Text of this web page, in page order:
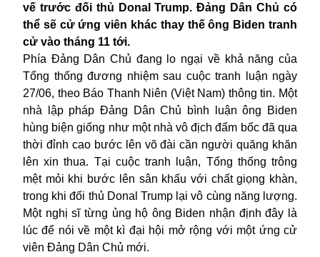
vế trước đối thủ Donal Trump. Đảng Dân Chủ có
thể sẽ cử ứng viên khác thay thế ông Biden tranh
cử vào tháng 11 tới.
Phía Đảng Dân Chủ đang lo ngại về khả năng của
Tổng thống đương nhiệm sau cuộc tranh luận ngày
27/06, theo Báo Thanh Niên (Việt Nam) thông tin. Một
nhà lập pháp Đảng Dân Chủ bình luận ông Biden
hùng biện giống như một nhà vô địch đấm bốc đã qua
thời đỉnh cao bước lên võ đài cần người quăng khăn
lên xin thua. Tại cuộc tranh luận, Tổng thống trông
mệt mỏi khi bước lên sân khấu với chất giọng khàn,
trong khi đối thủ Donal Trump lại vô cùng năng lượng.
Một nghị sĩ từng ủng hộ ông Biden nhận định đây là
lúc để nói về một kì đại hội mở rộng với một ứng cử
viên Đảng Dân Chủ mới.